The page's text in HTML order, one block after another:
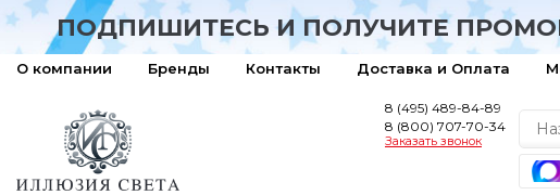
ПОДПИШИТЕСЬ И ПОЛУЧИТЕ
О компании Бренды Контакты Доставка и Оплата
8 (495) 489-84-89
8 (800) 707-70-34
Заказать звонок